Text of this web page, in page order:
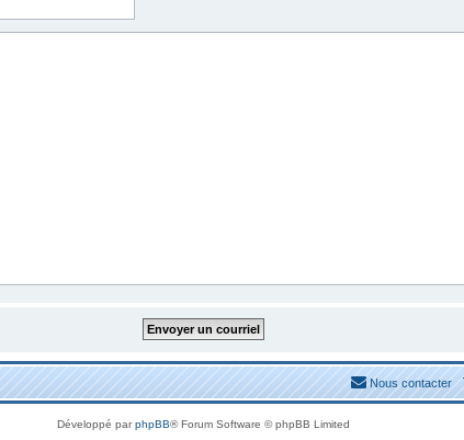
Nous contacter
Développé parphpBB® Forum Software © phpBB Limited